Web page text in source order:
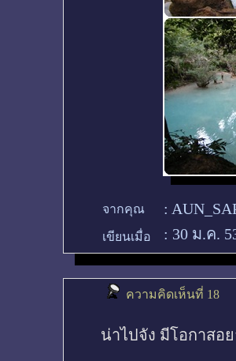
จากคุณ :
เขียนเมื่อ : 30 ม.ค.
ความคิดเห็นที่ 18
น่าไปจัง มีโอกาสอ